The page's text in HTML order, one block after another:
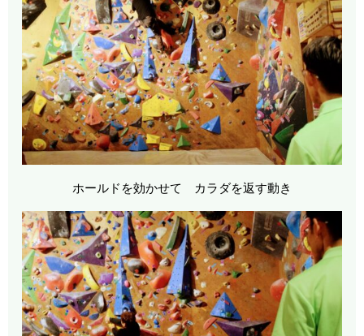
ホールドを効かせて カラダを返す動き